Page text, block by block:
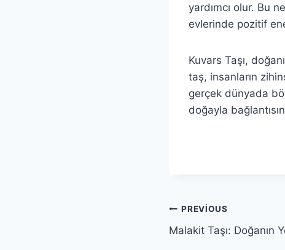
yardımcı olur. Bu
evlerinde pozitif
Kuvars Taşı,
taş, insanların
gerçek dünyada
doğayla
Yazı
gezinmesi
PREVIOUS
Malakit Taşı: Doğanın